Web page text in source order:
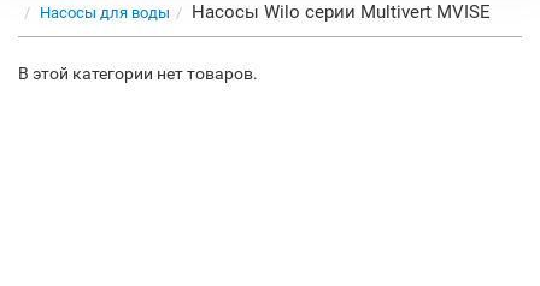
Насосы для воды Насосы Wilo серии Multivert MVISE
В этой категории нет товаров.